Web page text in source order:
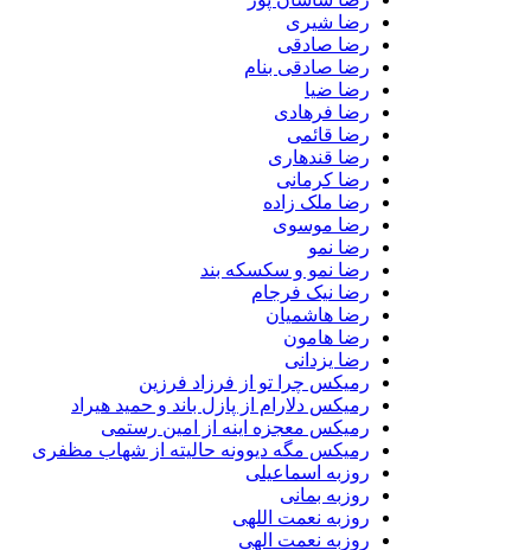
رضا شیری
رضا صادقی
رضا صادقی بنام
رضا ضیا
رضا فرهادی
رضا قائمی
رضا قندهاری
رضا کرمانی
رضا ملک زاده
رضا موسوی
رضا نمو
رضا نمو و سکسکه بند
رضا نیک فرجام
رضا هاشمیان
رضا هامون
رضا یزدانی
رمیکس چرا تو از فرزاد فرزین
رمیکس دلارام از پازل باند و حمید هیراد
رمیکس معجزه اینه از امین رستمی
رمیکس مگه دیوونه حالیته از شهاب مظفری
روزبه اسماعیلی
روزبه بمانی
روزبه نعمت اللهی
روزبه نعمت الهی